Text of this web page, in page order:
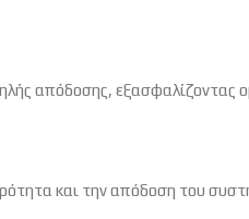
απόδοσης, εξασφαλίζοντας
και την απόδοση του